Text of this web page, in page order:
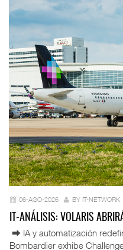
06-AGO-2026 BY IT-NETWORK
IT-ANÁLISIS: VOLARIS
⮕ IA y automatización
Bombardier exhibe